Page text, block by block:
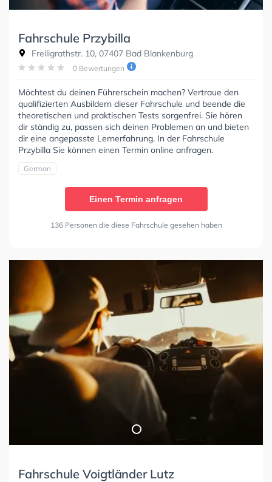
Fahrschule Przybilla
Freiligrathstr. 10, 07407 Bad Blankenburg
0 Bewertungen
Möchtest du deinen Führerschein machen? Vertraue den
qualifizierten Ausbildern dieser Fahrschule und beende die
theoretischen und praktischen Tests sorgenfrei. Sie hören
dir ständig zu, passen sich deinen Problemen an und bieten
dir eine angepasste Lernerfahrung. In der Fahrschule
Przybilla Sie können einen Termin online anfragen.
German
Einen Termin anfragen
136 Personen die diese Fahrschule gesehen haben
Fahrschule Voigtländer Lutz